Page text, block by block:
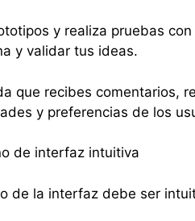
y realiza pruebas
y validar tus ideas.
que recibes comentarios,
y preferencias de los
de interfaz intuitiva
de la interfaz debe ser